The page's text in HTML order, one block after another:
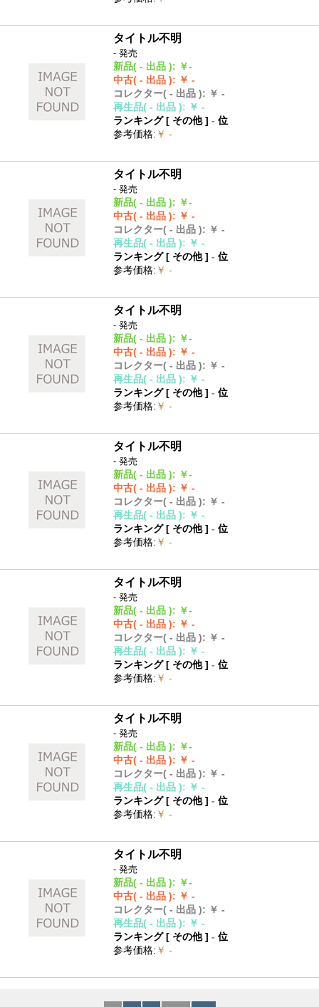
タイトル不明
- 発売
新品( - 出品 ): ￥-
中古( - 出品 ): ￥ -
コレクター( - 出品 ): ￥ -
再生品( - 出品 ): ￥ -
ランキング [ その他]- 位
参考価格: ￥ -
タイトル不明
- 発売
新品( - 出品 ): ￥-
中古( - 出品 ): ￥ -
コレクター( - 出品 ): ￥ -
再生品( - 出品 ): ￥ -
ランキング [ その他]- 位
参考価格: ￥ -
タイトル不明
- 発売
新品( - 出品 ): ￥-
中古( - 出品 ): ￥ -
コレクター( - 出品 ): ￥ -
再生品( - 出品 ): ￥ -
ランキング [ その他]- 位
参考価格: ￥ -
タイトル不明
- 発売
新品( - 出品 ): ￥-
中古( - 出品 ): ￥ -
コレクター( - 出品 ): ￥ -
再生品( - 出品 ): ￥ -
ランキング [ その他]- 位
参考価格: ￥ -
タイトル不明
- 発売
新品( - 出品 ): ￥-
中古( - 出品 ): ￥ -
コレクター( - 出品 ): ￥ -
再生品( - 出品 ): ￥ -
ランキング [ その他]- 位
参考価格: ￥ -
タイトル不明
- 発売
新品( - 出品 ): ￥-
中古( - 出品 ): ￥ -
コレクター( - 出品 ): ￥ -
再生品( - 出品 ): ￥ -
ランキング [ その他]- 位
参考価格: ￥ -
タイトル不明
- 発売
新品( - 出品 ): ￥-
中古( - 出品 ): ￥ -
コレクター( - 出品 ): ￥ -
再生品( - 出品 ): ￥ -
ランキング [ その他]- 位
参考価格: ￥ -